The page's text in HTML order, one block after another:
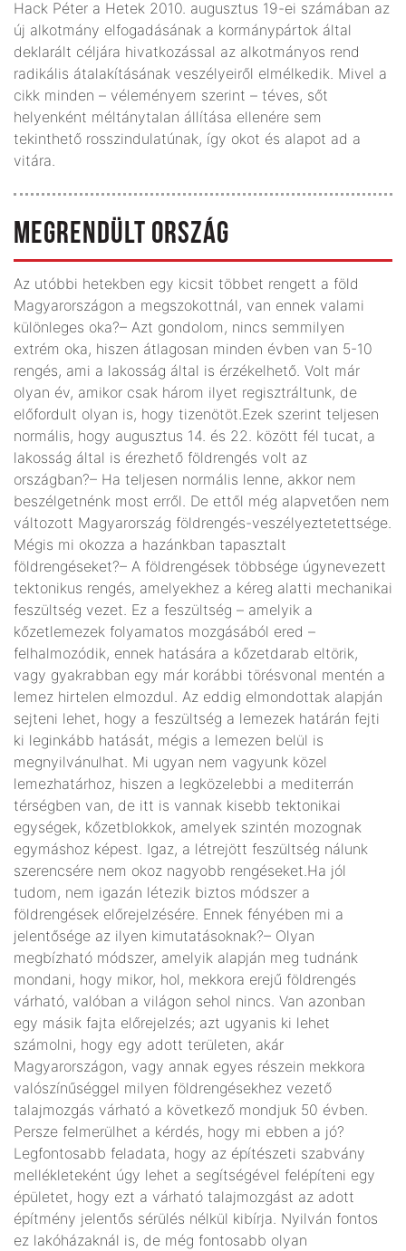
Hack Péter a Hetek 2010. augusztus 19-ei számában az
új alkotmány elfogadásának a kormánypártok által
deklarált céljára hivatkozással az alkotmányos rend
radikális átalakításának veszélyeiről elmélkedik. Mivel a
cikk minden – véleményem szerint – téves, sőt
helyenként méltánytalan állítása ellenére sem
tekinthető rosszindulatúnak, így okot és alapot ad a
vitára.
MEGRENDÜLT ORSZÁG
Az utóbbi hetekben egy kicsit többet rengett a föld
Magyarországon a megszokottnál, van ennek valami
különleges oka?– Azt gondolom, nincs semmilyen
extrém oka, hiszen átlagosan minden évben van 5-10
rengés, ami a lakosság által is érzékelhető. Volt már
olyan év, amikor csak három ilyet regisztráltunk, de
előfordult olyan is, hogy tizenötöt.Ezek szerint teljesen
normális, hogy augusztus 14. és 22. között fél tucat, a
lakosság által is érezhető földrengés volt az
országban?– Ha teljesen normális lenne, akkor nem
beszélgetnénk most erről. De ettől még alapvetően nem
változott Magyarország földrengés-veszélyeztetettsége.
Mégis mi okozza a hazánkban tapasztalt
földrengéseket?– A földrengések többsége úgynevezett
tektonikus rengés, amelyekhez a kéreg alatti mechanikai
feszültség vezet. Ez a feszültség – amelyik a
kőzetlemezek folyamatos mozgásából ered –
felhalmozódik, ennek hatására a kőzetdarab eltörik,
vagy gyakrabban egy már korábbi törésvonal mentén a
lemez hirtelen elmozdul. Az eddig elmondottak alapján
sejteni lehet, hogy a feszültség a lemezek határán fejti
ki leginkább hatását, mégis a lemezen belül is
megnyilvánulhat. Mi ugyan nem vagyunk közel
lemezhatárhoz, hiszen a legközelebbi a mediterrán
térségben van, de itt is vannak kisebb tektonikai
egységek, kőzetblokkok, amelyek szintén mozognak
egymáshoz képest. Igaz, a létrejött feszültség nálunk
szerencsére nem okoz nagyobb rengéseket.Ha jól
tudom, nem igazán létezik biztos módszer a
földrengések előrejelzésére. Ennek fényében mi a
jelentősége az ilyen kimutatásoknak?– Olyan
megbízható módszer, amelyik alapján meg tudnánk
mondani, hogy mikor, hol, mekkora erejű földrengés
várható, valóban a világon sehol nincs. Van azonban
egy másik fajta előrejelzés; azt ugyanis ki lehet
számolni, hogy egy adott területen, akár
Magyarországon, vagy annak egyes részein mekkora
valószínűséggel milyen földrengésekhez vezető
talajmozgás várható a következő mondjuk 50 évben.
Persze felmerülhet a kérdés, hogy mi ebben a jó?
Legfontosabb feladata, hogy az építészeti szabvány
mellékleteként úgy lehet a segítségével felépíteni egy
épületet, hogy ezt a várható talajmozgást az adott
építmény jelentős sérülés nélkül kibírja. Nyilván fontos
ez lakóházaknál is, de még fontosabb olyan